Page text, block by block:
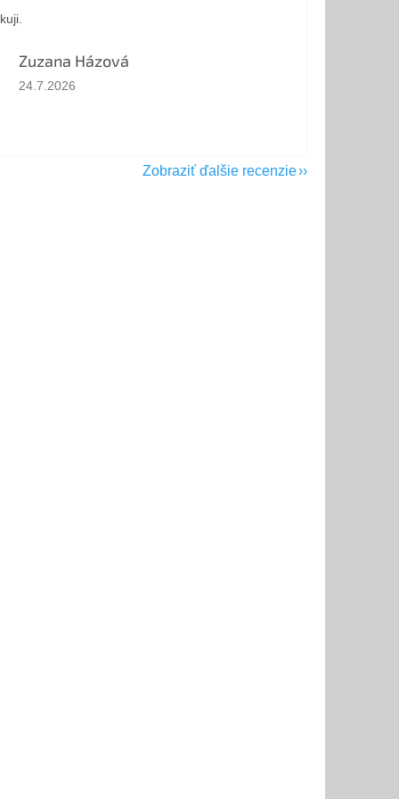
Zuzana Házová
Hodnotenie obchodu je 5 z 5 hviezdičiek.
24.7.2026
Zobraziť ďalšie recenzie